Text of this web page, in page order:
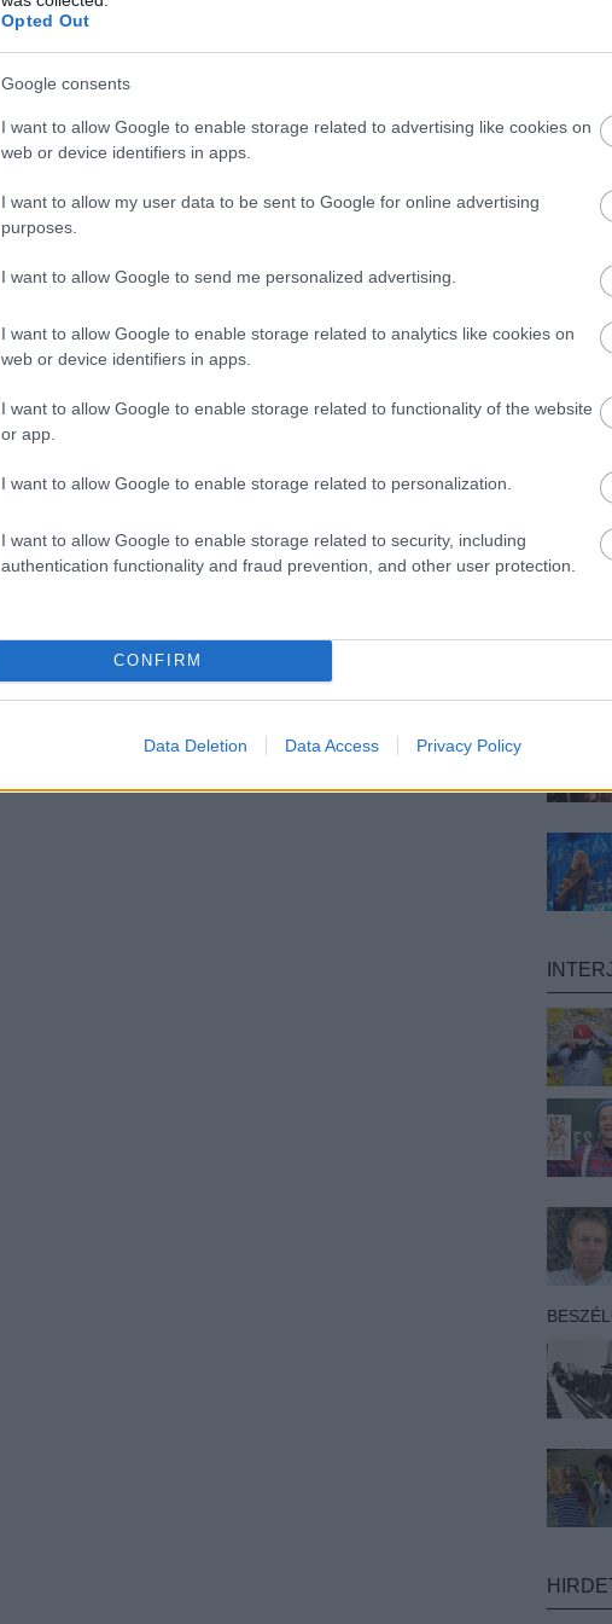
Opted Out
Google consents
I want to allow Google to enable storage related to advertising like cookies on
web or device identifiers in apps.
I want to allow my user data to be sent to Google for online advertising
purposes.
I want to allow Google to send me personalized advertising.
I want to allow Google to enable storage related to analytics like cookies on
web or device identifiers in apps.
I want to allow Google to enable storage related to functionality of the website
or app.
I want to allow Google to enable storage related to personalization.
I want to allow Google to enable storage related to security, including
authentication functionality and fraud prevention, and other user protection.
CONFIRM
Data Deletion Data Access Privacy Policy